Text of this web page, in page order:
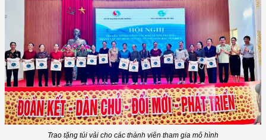
Trao tặng túi vải cho các thành viên tham gia mô hình